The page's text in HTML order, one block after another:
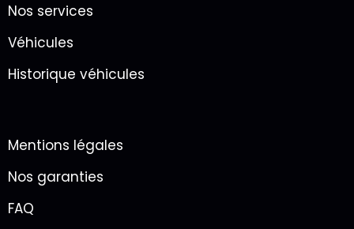
Nos services
Véhicules
Historique véhicules
Mentions légales
Nos garanties
FAQ